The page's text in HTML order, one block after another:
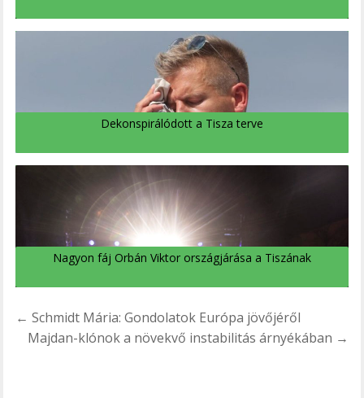
Dekonspirálódott a Tisza terve
Nagyon fáj Orbán Viktor országjárása a Tiszának
Bejegyzés
navigáció
← Schmidt Mária: Gondolatok Európa jövőjéről
Majdan-klónok a növekvő instabilitás árnyékában →